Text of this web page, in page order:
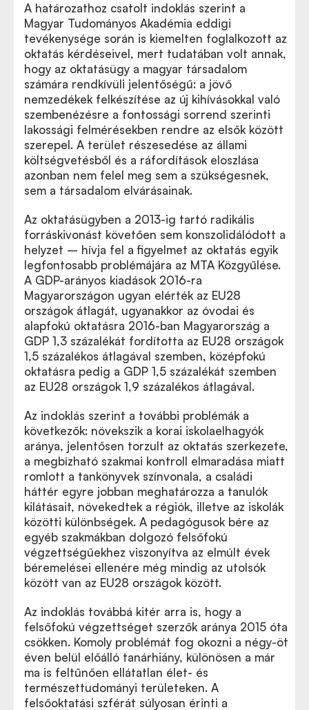
A határozathoz csatolt indoklás szerint a
Magyar Tudományos Akadémia eddigi
tevékenysége során is kiemelten foglalkozott az
oktatás kérdéseivel, mert tudatában volt annak,
hogy az oktatásügy a magyar társadalom
számára rendkívüli jelentőségű: a jövő
nemzedékek felkészítése az új kihívásokkal való
szembenézésre a fontossági sorrend szerinti
lakossági felmérésekben rendre az elsők között
szerepel. A terület részesedése az állami
költségvetésből és a ráfordítások eloszlása
azonban nem felel meg sem a szükségesnek,
sem a társadalom elvárásainak.
Az oktatásügyben a 2013-ig tartó radikális
forráskivonást követően sem konszolidálódott a
helyzet – hívja fel a figyelmet az oktatás egyik
legfontosabb problémájára az MTA Közgyűlése.
A GDP-arányos kiadások 2016-ra
Magyarországon ugyan elérték az EU28
országok átlagát, ugyanakkor az óvodai és
alapfokú oktatásra 2016-ban Magyarország a
GDP 1,3 százalékát fordította az EU28 országok
1,5 százalékos átlagával szemben, középfokú
oktatásra pedig a GDP 1,5 százalékát szemben
az EU28 országok 1,9 százalékos átlagával.
Az indoklás szerint a további problémák a
következők: növekszik a korai iskolaelhagyók
aránya, jelentősen torzult az oktatás szerkezete,
a megbízható szakmai kontroll elmaradása miatt
romlott a tankönyvek színvonala, a családi
háttér egyre jobban meghatározza a tanulók
kilátásait, növekedtek a régiók, illetve az iskolák
közötti különbségek. A pedagógusok bére az
egyéb szakmákban dolgozó felsőfokú
végzettségűekhez viszonyítva az elmúlt évek
béremelései ellenére még mindig az utolsók
között van az EU28 országok között.
Az indoklás továbbá kitér arra is, hogy a
felsőfokú végzettséget szerzők aránya 2015 óta
csökken. Komoly problémát fog okozni a négy-öt
éven belül előálló tanárhiány, különösen a már
ma is feltűnően ellátatlan élet- és
természettudományi területeken. A
felsőoktatási szférát súlyosan érinti a